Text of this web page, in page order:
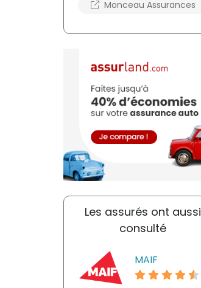
Monceau Assurances
Les assurés ont aussi
consulté
MAIF